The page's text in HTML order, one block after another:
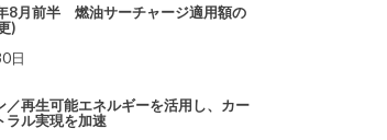
8月前半 燃油サーチャージ適用額の
)
日
／再生可能エネルギーを活用し、カー
ラル実現を加速